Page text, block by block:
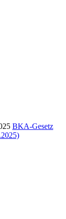
BKA-Gesetz